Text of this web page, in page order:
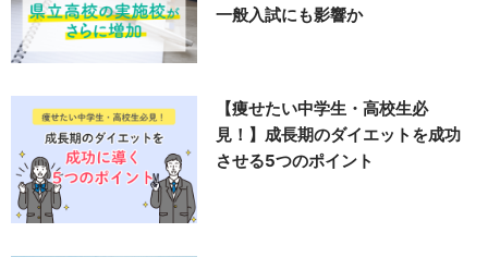
一般入試にも影響か
【痩せたい中学生・高校生必
見！】成長期のダイエットを成功
させる5つのポイント